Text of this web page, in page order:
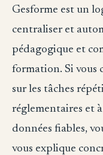
Gesforme est un
centraliser et
pédagogique et
formation. Si vous
sur les tâches
réglementaires et
données fiables,
vous explique